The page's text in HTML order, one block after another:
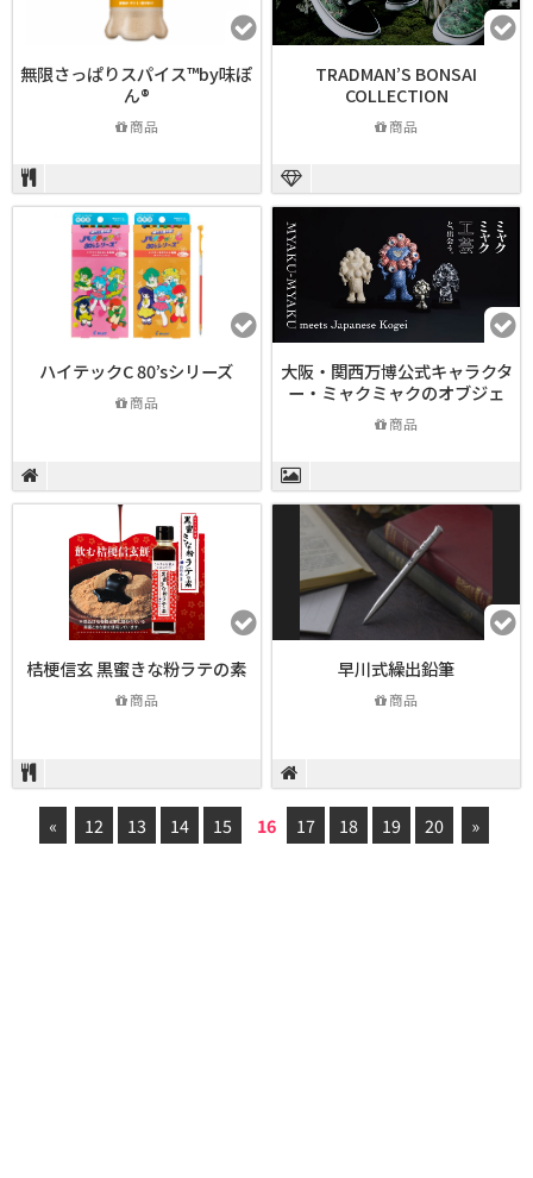
無限さっぱりスパイス™by味ぽ
ん®
商品
TRADMAN’S BONSAI
COLLECTION
商品
ハイテックC 80’sシリーズ
商品
大阪・関西万博公式キャラクタ
ー・ミャクミャクのオブジェ
商品
桔梗信玄 黒蜜きな粉ラテの素
商品
早川式繰出鉛筆
商品
« 12 13 14 15 16 17 18 19 20 »